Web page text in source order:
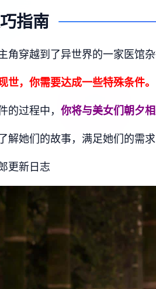
指南
角穿越到了异世界的一家医馆杂
世，你需要达成一些特殊条件。
的过程中， 你将与美女们朝夕相
解她们的故事，满足她们的需
更新日志